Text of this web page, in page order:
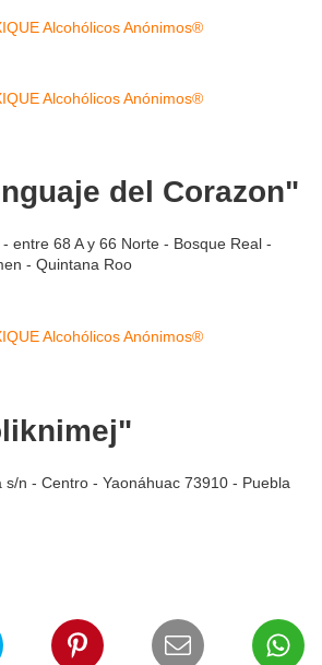
del Corazon"
entre 68 A y 66 Norte - Bosque Real -
- Quintana Roo
s/n - Centro - Yaonáhuac 73910 - Puebla